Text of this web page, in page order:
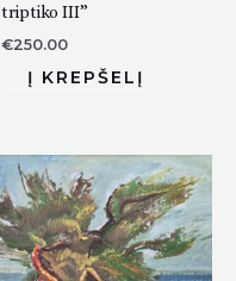
triptiko III”
€250.00